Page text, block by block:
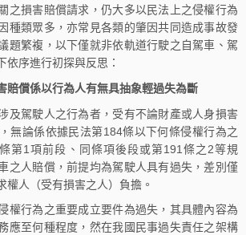
之損害賠償請求，仍大多以民法上之侵權行為
種類眾多，亦常見各類的肇因共同造成事故發
題繁複，以下僅就非依軌道行駛之自駕車、駕
依序進行初探與反思：
賠償係以行為人有無具抽象輕過失為斷
駕駛人之行為者，受有不論財產或人身損害
無論係依據民法第184條以下何條侵權行為之
第1項前段、同條項後段或第191條之2等規
之人賠償，前提均為駕駛人具有過失，差別僅
權人（受有損害之人）負擔。
行為之重要成立要件為過失，其具體內容為
應至何種程度，然在我國民事過失責任之架構